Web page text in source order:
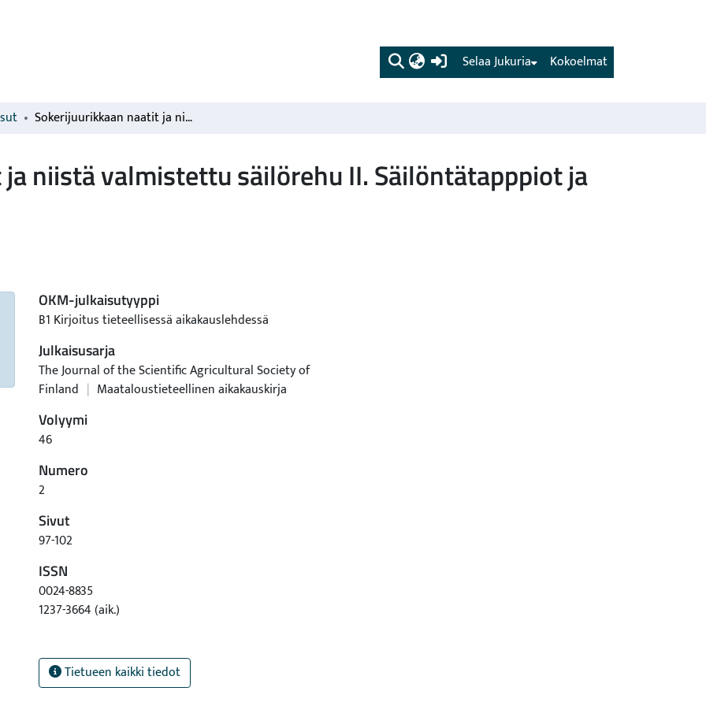
(current) Kokoelmat
Selaa Jukuria
Sokerijuurikkaan naatit ja niistä valmistettu säilörehu II. Säilöntätapppiot ja puristemehun sidonta
niistä valmistettu säilörehu II. Säilöntätapppiot ja
OKM-julkaisutyyppi
B1 Kirjoitus tieteellisessä aikakauslehdessä
Julkaisusarja
The Journal of the Scientific Agricultural Society of
Finland | Maataloustieteellinen aikakauskirja
Volyymi
46
Numero
2
Sivut
97-102
ISSN
0024-8835
1237-3664 (aik.)
Tietueen kaikki tiedot